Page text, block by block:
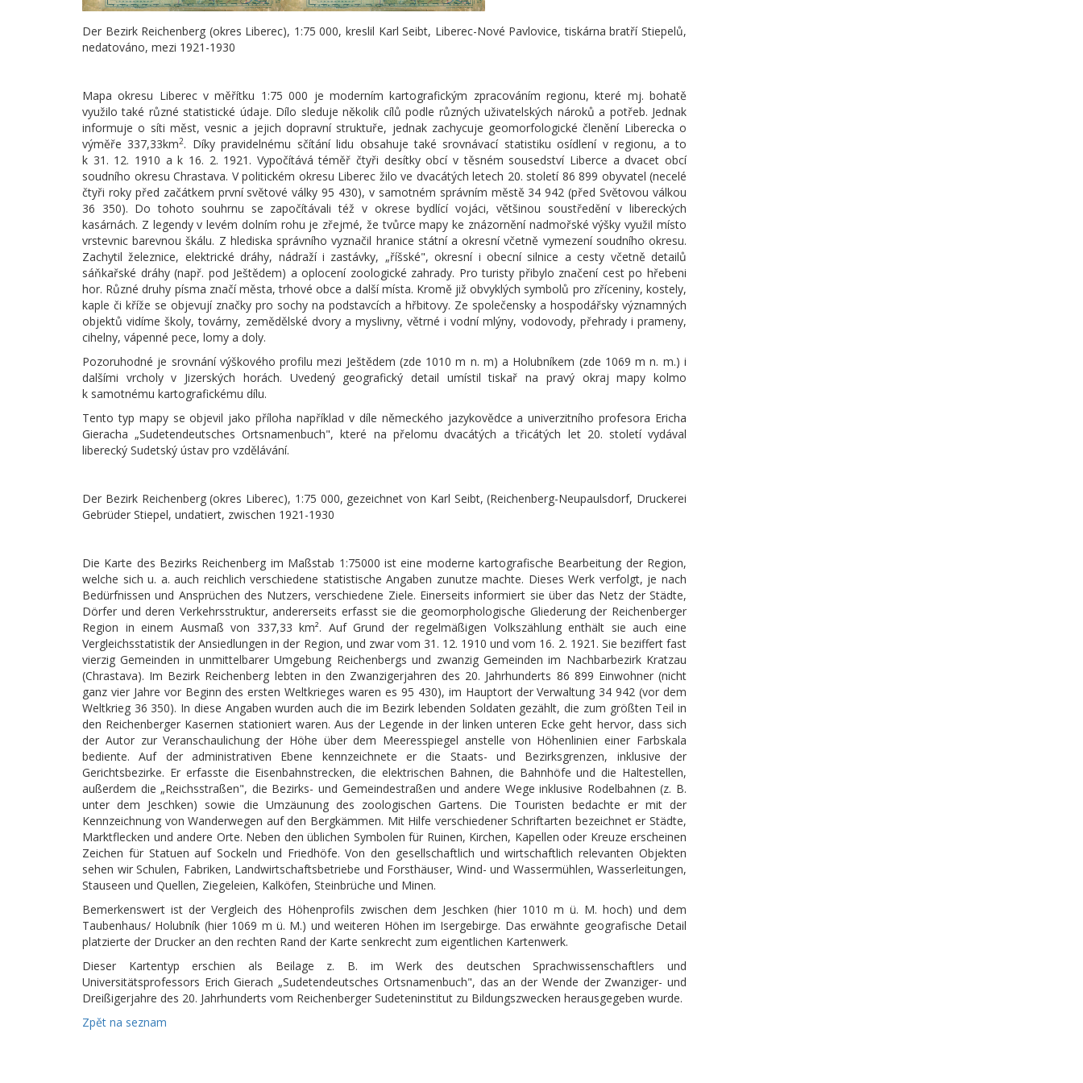
Der Bezirk Reichenberg (okres Liberec), 1:75 000, kreslil Karl Seibt, Liberec-Nové Pavlovice, tiskárna bratří Stiepelů,
nedatováno, mezi 1921-1930
Mapa okresu Liberec v měřítku 1:75 000 je moderním kartografickým zpracováním regionu, které mj. bohatě
využilo také různé statistické údaje. Dílo sleduje několik cílů podle různých uživatelských nároků a potřeb. Jednak
informuje o síti měst, vesnic a jejich dopravní struktuře, jednak zachycuje geomorfologické členění Liberecka o
výměře 337,33km2. Díky pravidelnému sčítání lidu obsahuje také srovnávací statistiku osídlení v regionu, a to
k 31. 12. 1910 a k 16. 2. 1921. Vypočítává téměř čtyři desítky obcí v těsném sousedství Liberce a dvacet obcí
soudního okresu Chrastava. V politickém okresu Liberec žilo ve dvacátých letech 20. století 86 899 obyvatel (necelé
čtyři roky před začátkem první světové války 95 430), v samotném správním městě 34 942 (před Světovou válkou
36 350). Do tohoto souhrnu se započítávali též v okrese bydlící vojáci, většinou soustředění v libereckých
kasárnách. Z legendy v levém dolním rohu je zřejmé, že tvůrce mapy ke znázornění nadmořské výšky využil místo
vrstevnic barevnou škálu. Z hlediska správního vyznačil hranice státní a okresní včetně vymezení soudního okresu.
Zachytil železnice, elektrické dráhy, nádraží i zastávky, „říšské", okresní i obecní silnice a cesty včetně detailů
sáňkařské dráhy (např. pod Ještědem) a oplocení zoologické zahrady. Pro turisty přibylo značení cest po hřebeni
hor. Různé druhy písma značí města, trhové obce a další místa. Kromě již obvyklých symbolů pro zříceniny, kostely,
kaple či kříže se objevují značky pro sochy na podstavcích a hřbitovy. Ze společensky a hospodářsky významných
objektů vidíme školy, továrny, zemědělské dvory a myslivny, větrné i vodní mlýny, vodovody, přehrady i prameny,
cihelny, vápenné pece, lomy a doly.
Pozoruhodné je srovnání výškového profilu mezi Ještědem (zde 1010 m n. m) a Holubníkem (zde 1069 m n. m.) i
dalšími vrcholy v Jizerských horách. Uvedený geografický detail umístil tiskař na pravý okraj mapy kolmo
k samotnému kartografickému dílu.
Tento typ mapy se objevil jako příloha například v díle německého jazykovědce a univerzitního profesora Ericha
Gieracha „Sudetendeutsches Ortsnamenbuch", které na přelomu dvacátých a třicátých let 20. století vydával
liberecký Sudetský ústav pro vzdělávání.
Der Bezirk Reichenberg (okres Liberec), 1:75 000, gezeichnet von Karl Seibt, (Reichenberg-Neupaulsdorf, Druckerei
Gebrüder Stiepel, undatiert, zwischen 1921-1930
Die Karte des Bezirks Reichenberg im Maßstab 1:75000 ist eine moderne kartografische Bearbeitung der Region,
welche sich u. a. auch reichlich verschiedene statistische Angaben zunutze machte. Dieses Werk verfolgt, je nach
Bedürfnissen und Ansprüchen des Nutzers, verschiedene Ziele. Einerseits informiert sie über das Netz der Städte,
Dörfer und deren Verkehrsstruktur, andererseits erfasst sie die geomorphologische Gliederung der Reichenberger
Region in einem Ausmaß von 337,33 km². Auf Grund der regelmäßigen Volkszählung enthält sie auch eine
Vergleichsstatistik der Ansiedlungen in der Region, und zwar vom 31. 12. 1910 und vom 16. 2. 1921. Sie beziffert fast
vierzig Gemeinden in unmittelbarer Umgebung Reichenbergs und zwanzig Gemeinden im Nachbarbezirk Kratzau
(Chrastava). Im Bezirk Reichenberg lebten in den Zwanzigerjahren des 20. Jahrhunderts 86 899 Einwohner (nicht
ganz vier Jahre vor Beginn des ersten Weltkrieges waren es 95 430), im Hauptort der Verwaltung 34 942 (vor dem
Weltkrieg 36 350). In diese Angaben wurden auch die im Bezirk lebenden Soldaten gezählt, die zum größten Teil in
den Reichenberger Kasernen stationiert waren. Aus der Legende in der linken unteren Ecke geht hervor, dass sich
der Autor zur Veranschaulichung der Höhe über dem Meeresspiegel anstelle von Höhenlinien einer Farbskala
bediente. Auf der administrativen Ebene kennzeichnete er die Staats- und Bezirksgrenzen, inklusive der
Gerichtsbezirke. Er erfasste die Eisenbahnstrecken, die elektrischen Bahnen, die Bahnhöfe und die Haltestellen,
außerdem die „Reichsstraßen", die Bezirks- und Gemeindestraßen und andere Wege inklusive Rodelbahnen (z. B.
unter dem Jeschken) sowie die Umzäunung des zoologischen Gartens. Die Touristen bedachte er mit der
Kennzeichnung von Wanderwegen auf den Bergkämmen. Mit Hilfe verschiedener Schriftarten bezeichnet er Städte,
Marktflecken und andere Orte. Neben den üblichen Symbolen für Ruinen, Kirchen, Kapellen oder Kreuze erscheinen
Zeichen für Statuen auf Sockeln und Friedhöfe. Von den gesellschaftlich und wirtschaftlich relevanten Objekten
sehen wir Schulen, Fabriken, Landwirtschaftsbetriebe und Forsthäuser, Wind- und Wassermühlen, Wasserleitungen,
Stauseen und Quellen, Ziegeleien, Kalköfen, Steinbrüche und Minen.
Bemerkenswert ist der Vergleich des Höhenprofils zwischen dem Jeschken (hier 1010 m ü. M. hoch) und dem
Taubenhaus/ Holubník (hier 1069 m ü. M.) und weiteren Höhen im Isergebirge. Das erwähnte geografische Detail
platzierte der Drucker an den rechten Rand der Karte senkrecht zum eigentlichen Kartenwerk.
Dieser Kartentyp erschien als Beilage z. B. im Werk des deutschen Sprachwissenschaftlers und
Universitätsprofessors Erich Gierach „Sudetendeutsches Ortsnamenbuch", das an der Wende der Zwanziger- und
Dreißigerjahre des 20. Jahrhunderts vom Reichenberger Sudeteninstitut zu Bildungszwecken herausgegeben wurde.
Zpět na seznam